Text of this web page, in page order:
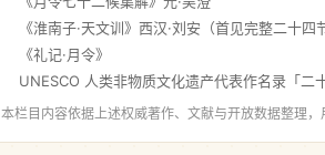
《淮南子·天文训》西汉·刘安（首见完整二十四
《礼记·月令》
UNESCO 人类非物质文化遗产代表作名录「二
本栏目内容依据上述权威著作、文献与开放数据整理